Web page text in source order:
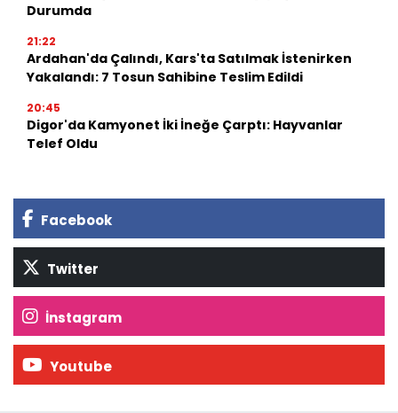
Durumda
21:22
Ardahan'da Çalındı, Kars'ta Satılmak İstenirken
Yakalandı: 7 Tosun Sahibine Teslim Edildi
20:45
Digor'da Kamyonet İki İneğe Çarptı: Hayvanlar
Telef Oldu
Facebook
Twitter
İnstagram
Youtube